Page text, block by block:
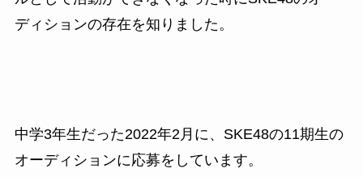
ディションの存在を知りました。
中学3年生だった2022年2月に、SKE48の11期生の
オーディションに応募をしています。